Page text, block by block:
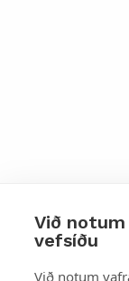
Við
vefsíðu
Við notum
Styttu